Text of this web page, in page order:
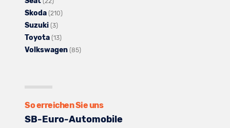
anzeigen
von
Fahrzeuge
von
Seat
anzeigen
Skoda (210)
Skoda
Suzuki (3)
Fahrzeuge
von
Toyota (13)
Fahrzeuge
Volkswagen (85)
So erreichen Sie uns
SB-Euro-Automobile